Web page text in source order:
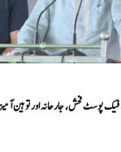
فحش، جارحانہ اور توہین